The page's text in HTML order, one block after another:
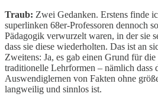
Traub: Zwei Gedanken. Erstens finde
superlinken 68er-Professoren dennoch
Pädagogik verwurzelt waren, in der sie
dass sie diese wiederholten. Das ist an
Zweitens: Ja, es gab einen Grund für
traditionelle Lehrformen – nämlich dass
Auswendiglernen von Fakten ohne
langweilig und sinnlos ist.